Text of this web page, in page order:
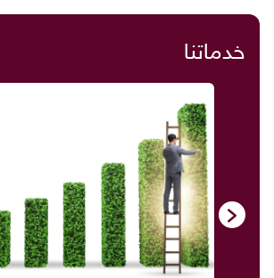
خدماتنا